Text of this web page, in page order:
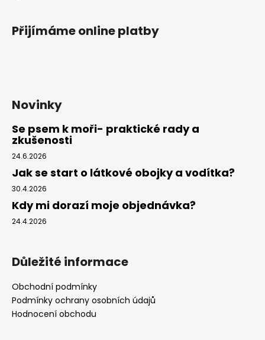
Přijímáme online platby
Novinky
Se psem k moři- praktické rady a
zkušenosti
24.6.2026
Jak se start o látkové obojky a vodítka?
30.4.2026
Kdy mi dorazí moje objednávka?
24.4.2026
Důležité informace
Obchodní podmínky
Podmínky ochrany osobních údajů
Hodnocení obchodu